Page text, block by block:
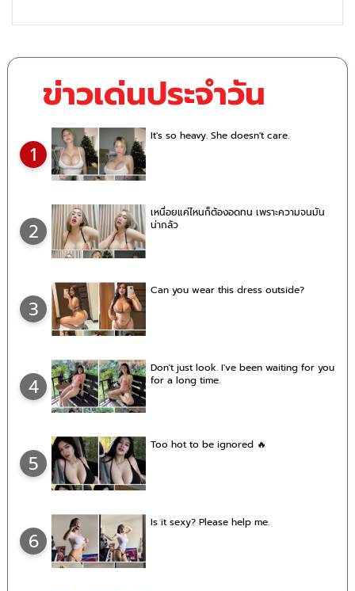
ข่าวเด่นประจำวัน
1
It's so heavy. She doesn't care.
2
เหนื่อยแค่ไหนก็ต้องอดทน เพราะความจนมัน
น่ากลัว
3
Can you wear this dress outside?
4
Don't just look. I've been waiting for you
for a long time.
5
Too hot to be ignored 🔥
6
Is it sexy? Please help me.